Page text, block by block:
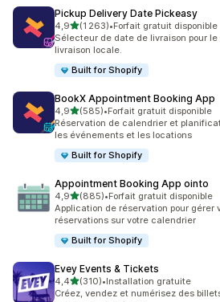
Pickup Delivery Date Pickeasy
4,9étoile(s) sur 5
(1 263)
1263 avis au total
•Forfait gratuit disponible
Sélecteur de date de livraison pour
livraison locale.
Built for Shopify
BookX Appointment Booking App
4,9étoile(s) sur 5
(585)
585 avis au total
•Forfait gratuit disponible
Réservation de calendrier et
les événements et les locations
Built for Shopify
Appointment Booking App ointo
4,9étoile(s) sur 5
(885)
885 avis au total
•Forfait gratuit disponible
Application de réservation pour gérer
réservations sur votre calendrier
Built for Shopify
Evey Events & Tickets
4,4étoile(s) sur 5
(310)
310 avis au total
•Installation gratuite
Créez, vendez et numérisez des